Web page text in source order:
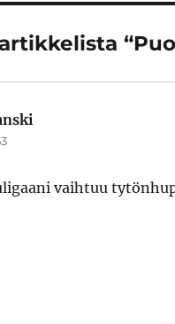
vaihtuu